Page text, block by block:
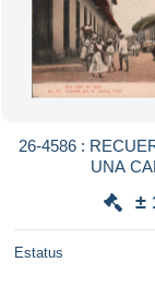
26-4586 :
UNA
±
Estatus